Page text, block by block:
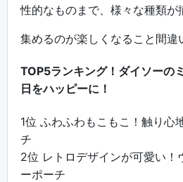
性的なものまで、様々な種類が
集めるのが楽しくなること間違
TOP5ランキング！ダイソーの
日をハッピーに！
1位 ふわふわもこもこ！触り心
チ
2位 レトロデザインが可愛い！
ーポーチ